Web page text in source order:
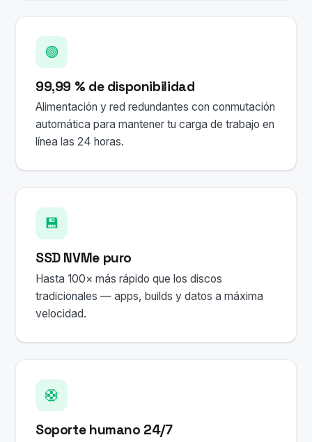
🟢
99,99 % de disponibilidad
Alimentación y red redundantes con conmutación
automática para mantener tu carga de trabajo en
línea las 24 horas.
💾
SSD NVMe puro
Hasta 100× más rápido que los discos
tradicionales — apps, builds y datos a máxima
velocidad.
🛟
Soporte humano 24/7